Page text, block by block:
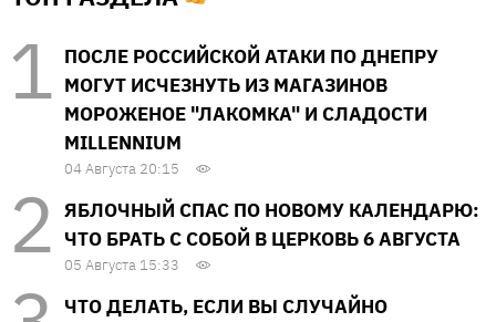
ПОСЛЕ РОССИЙСКОЙ АТАКИ ПО ДНЕПРУ
МОГУТ ИСЧЕЗНУТЬ ИЗ МАГАЗИНОВ
МОРОЖЕНОЕ "ЛАКОМКА" И СЛАДОСТИ
MILLENNIUM
04 Августа 20:15
ЯБЛОЧНЫЙ СПАС ПО НОВОМУ КАЛЕНДАРЮ:
ЧТО БРАТЬ С СОБОЙ В ЦЕРКОВЬ 6 АВГУСТА
05 Августа 15:33
ЧТО ДЕЛАТЬ, ЕСЛИ ВЫ СЛУЧАЙНО